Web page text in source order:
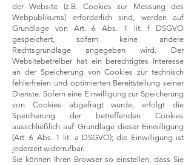
der Website (z.B. Cookies zur Messung des
Webpublikums) erforderlich sind, werden auf
Grundlage von Art. 6 Abs. 1 lit. f DSGVO
gespeichert, sofern keine andere
Rechtsgrundlage angegeben wird. Der
Websitebetreiber hat ein berechtigtes Interesse
an der Speicherung von Cookies zur technisch
fehlerfreien und optimierten Bereitstellung seiner
Dienste. Sofern eine Einwilligung zur Speicherung
von Cookies abgefragt wurde, erfolgt die
Speicherung der betreffenden Cookies
ausschließlich auf Grundlage dieser Einwilligung
(Art. 6 Abs. 1 lit. a DSGVO); die Einwilligung ist
jederzeit widerrufbar.
Sie können Ihren Browser so einstellen, dass Sie